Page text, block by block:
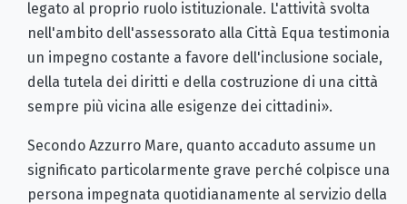
legato al proprio ruolo istituzionale. L'attività svolta
nell'ambito dell'assessorato alla Città Equa testimonia
un impegno costante a favore dell'inclusione sociale,
della tutela dei diritti e della costruzione di una città
sempre più vicina alle esigenze dei cittadini».
Secondo Azzurro Mare, quanto accaduto assume un
significato particolarmente grave perché colpisce una
persona impegnata quotidianamente al servizio della